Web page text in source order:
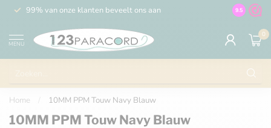
99% van onze klanten beveelt ons aan 100% de
9.5
MENU
0
Home 10MM PPM Touw Navy Blauw
10MM PPM Touw Navy Blauw